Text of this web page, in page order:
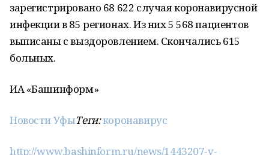
зарегистрировано 68 622 случая коронавирусной
инфекции в 85 регионах. Из них 5 568 пациентов
выписаны с выздоровлением. Скончались 615
больных.
ИА «Башинформ»
Новости УфыТеги:коронавирус
http://www.bashinform.ru/news/1443207-v-